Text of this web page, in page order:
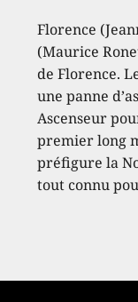
Florence
(Maurice
de Florence.
une panne
Ascenseur
premier long
préfigure la
tout connu